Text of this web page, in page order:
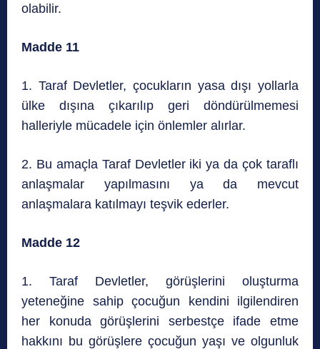
olabilir.
Madde 11
1. Taraf Devletler, çocukların yasa dışı yollarla
ülke dışına çıkarılıp geri döndürülmemesi
halleriyle mücadele için önlemler alırlar.
2. Bu amaçla Taraf Devletler iki ya da çok taraflı
anlaşmalar yapılmasını ya da mevcut
anlaşmalara katılmayı teşvik ederler.
Madde 12
1. Taraf Devletler, görüşlerini oluşturma
yeteneğine sahip çocuğun kendini ilgilendiren
her konuda görüşlerini serbestçe ifade etme
hakkını bu görüşlere çocuğun yaşı ve olgunluk